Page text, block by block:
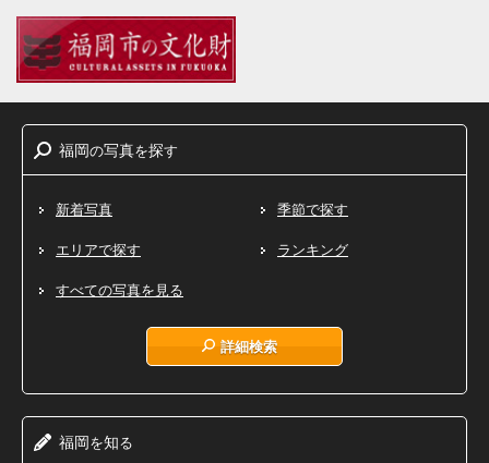
福岡の写真を探す
新着写真 季節で探す
エリアで探す ランキング
すべての写真を見る
詳細検索
福岡を知る